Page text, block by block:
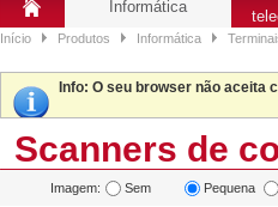
Informática
Início Produtos Informática
Info: O seu browser não aceita
Scanners de
Imagem: Sem Pequena